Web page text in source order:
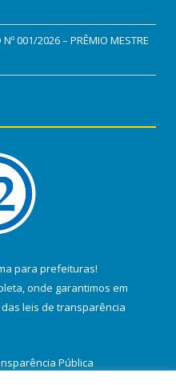
001/2026 – PRÊMIO MESTRE
para prefeituras!
onde garantimos em
leis de transparência
Pública